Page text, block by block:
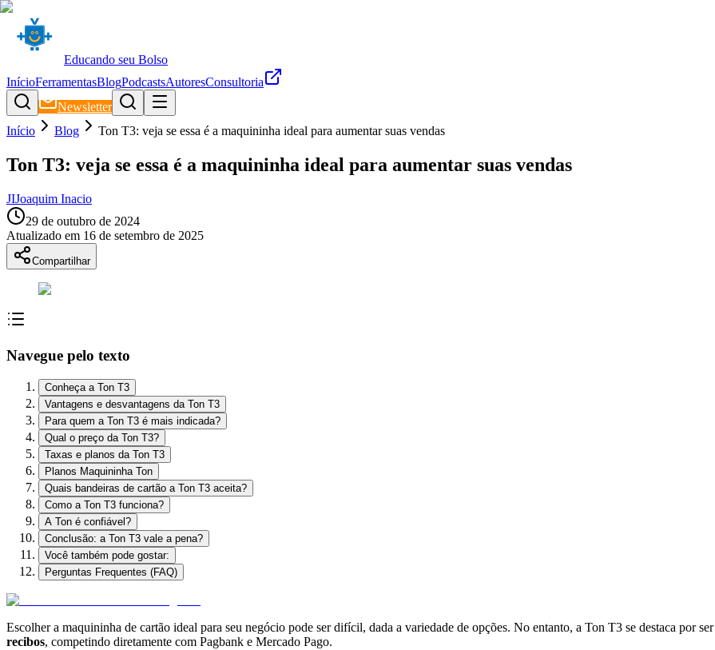
Educando seu Bolso
InícioFerramentasBlogPodcastsAutoresConsultoria
Newsletter
Início
Blog Ton T3: veja se essa é a maquininha ideal para aumentar suas vendas
Ton T3: veja se essa é a maquininha ideal para aumentar suas vendas
JIJoaquim Inacio
29 de outubro de 2024
Atualizado em 16 de setembro de 2025
Compartilhar
Navegue pelo texto
Conheça a Ton T3
Vantagens e desvantagens da Ton T3
Para quem a Ton T3 é mais indicada?
Qual o preço da Ton T3?
Taxas e planos da Ton T3
Planos Maquininha Ton
Quais bandeiras de cartão a Ton T3 aceita?
Como a Ton T3 funciona?
A Ton é confiável?
Conclusão: a Ton T3 vale a pena?
Você também pode gostar:
Perguntas Frequentes (FAQ)
Escolher a maquininha de cartão ideal para seu negócio pode ser difícil, dada a variedade de opções. No entanto, a Ton T3 se destaca por ser
recibos, competindo diretamente com Pagbank e Mercado Pago.